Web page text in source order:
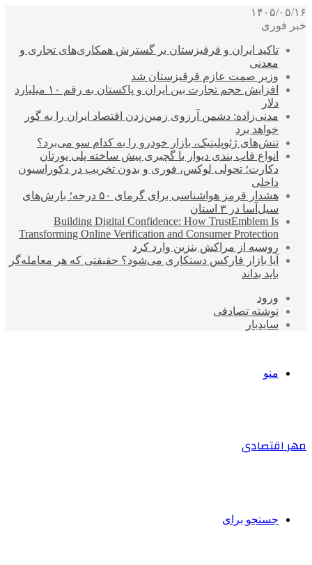
۱۴۰۵/۰۵/۱۶
خبر فوری
تاکید ایران و قرقیزستان بر گسترش همکاری‌های تجاری و
معدنی
وزیر صمت عازم قرقیزستان شد
افزایش حجم تجارت بین ایران و پاکستان به رقم ۱۰ میلیارد
دلار
مدنی‌زاده: دشمن آرزوی زمین‌زدن اقتصاد ایران را به گور
خواهد برد
تنش‌های ژئوپلیتیک، بازار خودرو را به کدام سو می‌برد؟
انواع قاب بندی دیوار با گچبری پیش ساخته پلی یورتان
دکارت؛ تحولی لوکس، فوری و بدون تخریب در دکوراسیون
داخلی
هشدار قرمز هواشناسی برای گرمای ۵۰ درجه؛ بارش‌های
سیل‌آسا در ۳ استان
Building Digital Confidence: How TrustEmblem Is
Transforming Online Verification and Consumer Protection
روسیه از مراکش بنزین وارد کرد
آیا بازار فارکس دستکاری می‌شود؟ حقیقتی که هر معامله‌گر
باید بداند
ورود
نوشته تصادفی
سایدبار
منو
مهر اقتصادی
جستجو برای